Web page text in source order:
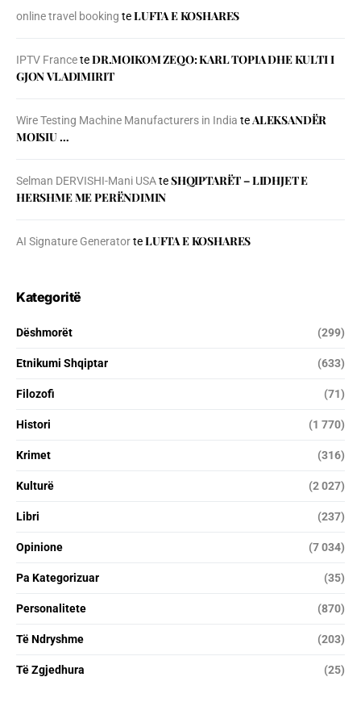
online travel booking teLUFTA E KOSHARES
IPTV FranceteDR.MOIKOM ZEQO: KARL TOPIA DHE KULTI I
GJON VLADIMIRIT
Wire Testing Machine Manufacturers in India teALEKSANDËR
MOISIU …
Selman DERVISHI-Mani USAteSHQIPTARËT – LIDHJET E
HERSHME ME PERËNDIMIN
AI Signature GeneratorteLUFTA E KOSHARES
Kategoritë
Dëshmorët (299)
Etnikumi Shqiptar (633)
Filozofi (71)
Histori (1 770)
Krimet (316)
Kulturë (2 027)
Libri (237)
Opinione (7 034)
Pa Kategorizuar (35)
Personalitete (870)
Të Ndryshme (203)
Të Zgjedhura (25)